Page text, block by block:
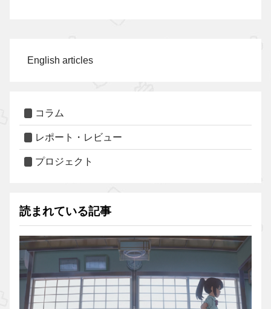
English articles
コラム
レポート・レビュー
プロジェクト
読まれている記事